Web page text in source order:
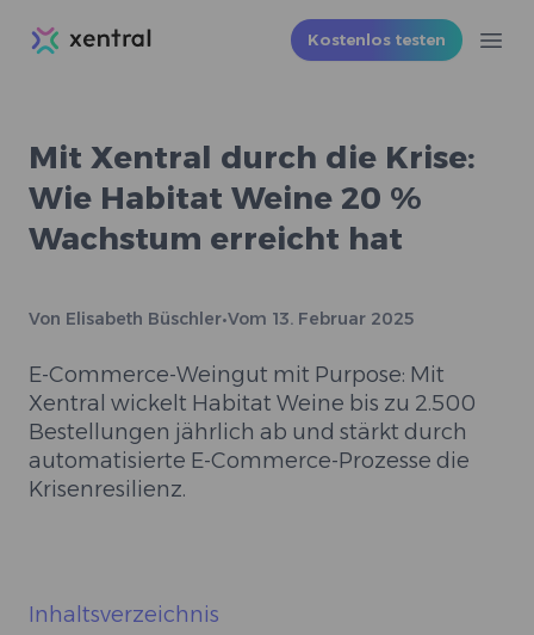
Xentral Kostenlos testen
Mit Xentral durch die Krise:
Wie Habitat Weine 20 %
Wachstum erreicht hat
Von Elisabeth Büschler•Vom 13. Februar 2025
E-Commerce-Weingut mit Purpose: Mit
Xentral wickelt Habitat Weine bis zu 2.500
Bestellungen jährlich ab und stärkt durch
automatisierte E-Commerce-Prozesse die
Krisenresilienz.
Inhaltsverzeichnis